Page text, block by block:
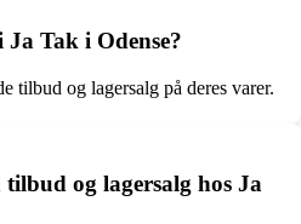
Tak i Odense?
tilbud og lagersalg på deres varer.
og lagersalg hos Ja